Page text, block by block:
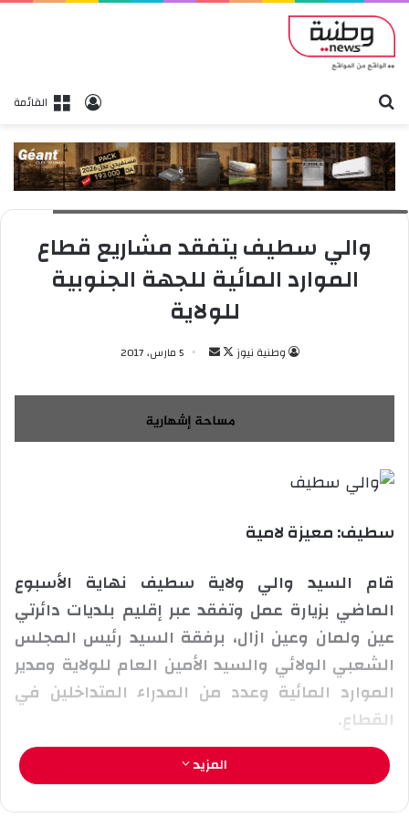
القائمةتسجيل
والي سطيف يتفقد مشاريع قطاع
الموارد المائية للجهة الجنوبية
للولاية
وطنية نيوز
ت
ب
ع
ع
س
ل
ب
ت
ر
و
ي
5 مارس، 2017
سطيف: معيزة لامية
قام السيد والي ولاية سطيف نهاية الأسبوع
الماضي بزيارة عمل وتفقد عبر إقليم بلديات دائرتي
عين ولمان وعين ازال، برفقة السيد رئيس المجلس
الشعبي الولائي والسيد الأمين العام للولاية ومدير
الموارد المائية وعدد من المدراء المتداخلين في
القطاع.
حيث كانت البداية بدائرة عين ازال من خلال الوقوف
المزيد